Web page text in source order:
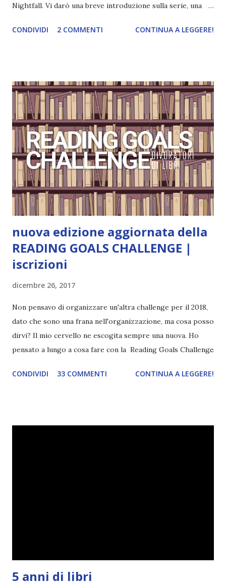
Nightfall. Vi darò una breve introduzione sulla serie, una
e anche un breve commento sui libri singoli. I libri sono in
grande (Devil's Night 1#) Autrice : Penelope Douglas
Pagine: 448 Editore: Newton Compton Editori
Pubblicazione: 10 Gennaio 2023 Traduttore: Laura Lancini
Trama: “Si chiama Michael Crist. È il fratello maggiore del
mio ragazzo ed è come quei film dell'orrore che guardi
coprendoti gli occhi. È bellissimo, forte, e assolutamente
terrificante. Non mi vede neppure. Ma io l'ho notato. L'ho
visto, l'ho sentito. Le cose che ha fatto, i misfatti ch...
CONDIVIDI 2 COMMENTI CONTINUA A LEGGERE!
nuova edizione aggiornata della
READING GOALS CHALLENGE |
iscrizioni
dicembre 26, 2017
Non pensavo di organizzare un'altra challenge per il 2018,
dato che sono una frana nell'organizzazione, ma cosa posso
dirvi? Il mio cervello ne escogita sempre una nuova. Ho
pensato a lungo a cosa fare con la Reading Goals Challenge
ho scoperto che anche alcuni di voi avrebbero fatto così,
CONDIVIDI 33 COMMENTI CONTINUA A LEGGERE!
5 anni di libri